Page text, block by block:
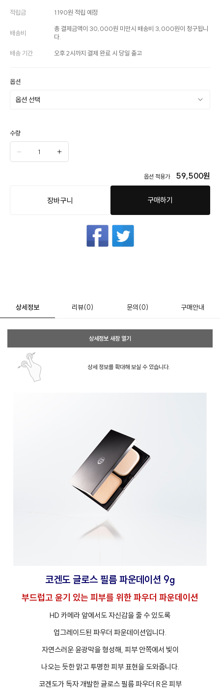
적립금 1190원 적립 예정
배송비
총 결제금액이 30,000원 미만시 배송비 3,000원이 청구됩니
다.
배송 기간 오후 2시까지 결제 완료 시 당일 출고
옵션
수량
옵션 적용가 59,500원
장바구니 구매하기
상세정보 리뷰(0) 문의 (0) 구매안내
상세정보 새창 열기
상세 정보를 확대해 보실 수 있습니다.
코겐도 글로스 필름 파운데이션 9g
부드럽고 윤기 있는 피부를 위한 파우더 파운데이션
HD 카메라 앞에서도 자신감을 줄 수 있도록
업그레이드된 파우더 파운데이션입니다.
자연스러운 윤광막을 형성해, 피부 안쪽에서 빛이
나오는 듯한 맑고 투명한 피부 표현을 도와줍니다.
코겐도가 독자 개발한 글로스 필름 파우더 R은 피부